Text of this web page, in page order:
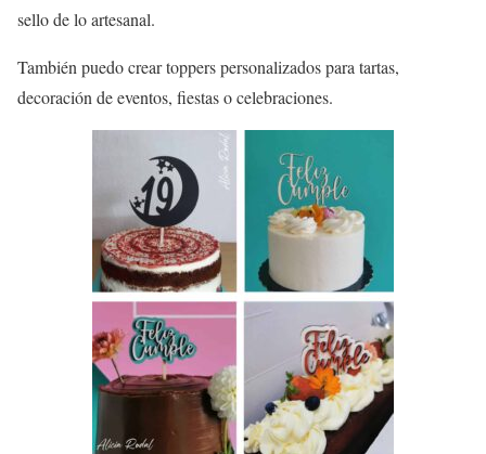
sello de lo artesanal.
También puedo crear toppers personalizados para tartas,
decoración de eventos, fiestas o celebraciones.